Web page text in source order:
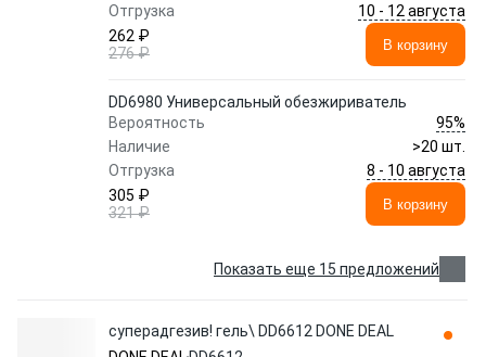
Отгрузка
10 - 12 августа
262 ₽
276 ₽
В корзину
DD6980 Универсальный обезжириватель
Вероятность
95%
Наличие
>20 шт.
Отгрузка
8 - 10 августа
305 ₽
321 ₽
В корзину
Показать еще 15 предложений
суперадгезив! гель\ DD6612 DONE DEAL